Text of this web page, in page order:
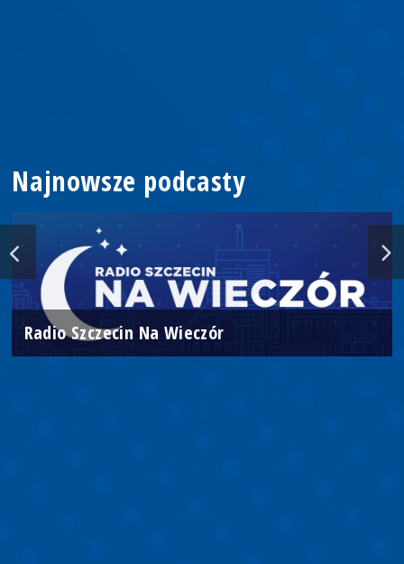
Najnowsze podcasty
Radio Szczecin Na Wieczór